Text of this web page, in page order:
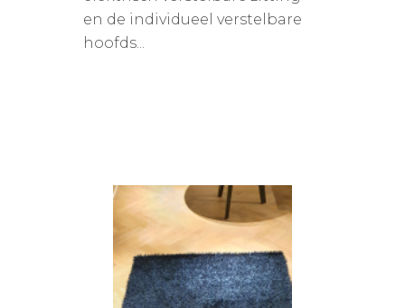
en de individueel verstelbare
hoofds...